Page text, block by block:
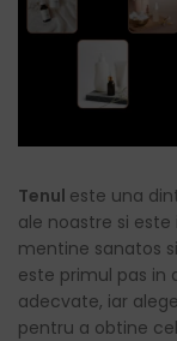
Tenul este una
ale noastre si
mentine sanatos
este primul pas in
adecvate, iar
pentru a obtine